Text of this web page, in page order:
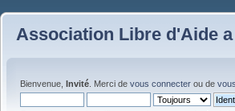
Association Libre d'Aide
Bienvenue, Invité . Merci de vous connecter ou de